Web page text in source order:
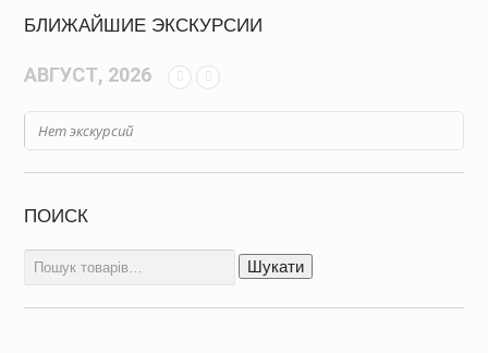
БЛИЖАЙШИЕ ЭКСКУРСИИ
АВГУСТ, 2026
Нет экскурсий
ПОИСК
Шукати: Шукати